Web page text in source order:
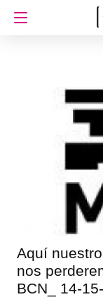
Aquí
nos
BCN_ 14-